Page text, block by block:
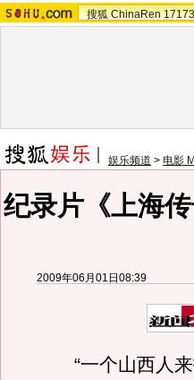
搜狐 ChinaRen 17173
娱乐频道 > 电影
纪录片《上海
2009年06月01日08:39
“一个山西人来